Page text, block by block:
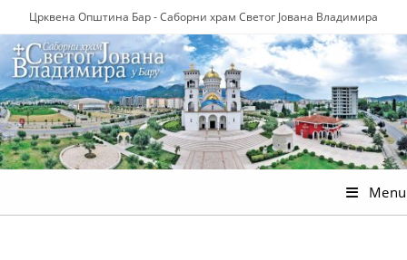
to
content
Црквена Општина Бар - Саборни храм Светог Јована Владимира
Menu